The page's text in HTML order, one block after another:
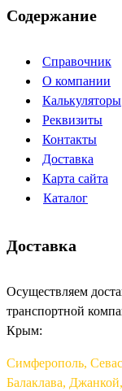
Содержание
Справочник
О компании
Калькуляторы
Реквизиты
Контакты
Доставка
Карта сайта
Каталог
Доставка
Осуществляем
транспортной
Крым:
Симферополь,
Балаклава,